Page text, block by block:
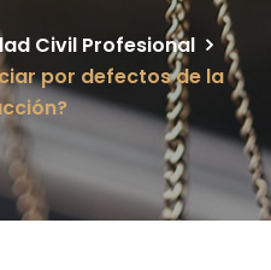
Civil Profesional
por defectos de la